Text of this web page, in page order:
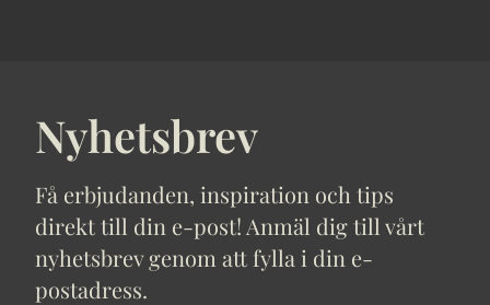
Nyhetsbrev
Få erbjudanden, inspiration och tips
direkt till din e-post! Anmäl dig till vårt
nyhetsbrev genom att fylla i din e-
postadress.